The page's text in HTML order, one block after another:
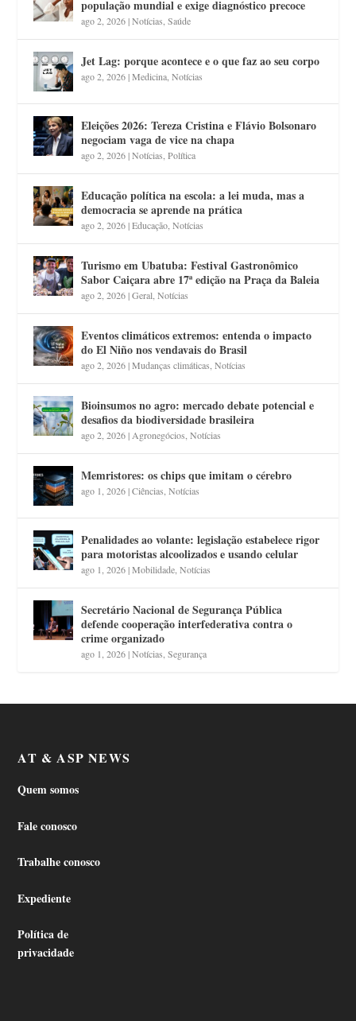
população mundial e exige diagnóstico precoce
ago 2, 2026|Notícias,Saúde
Jet Lag: porque acontece e o que faz ao seu corpo
ago 2, 2026|Medicina,Notícias
Eleições 2026: Tereza Cristina e Flávio Bolsonaro
negociam vaga de vice na chapa
ago 2, 2026|Notícias,Política
Educação política na escola: a lei muda, mas a
democracia se aprende na prática
ago 2, 2026|Educação,Notícias
Turismo em Ubatuba: Festival Gastronômico
Sabor Caiçara abre 17ª edição na Praça da Baleia
ago 2, 2026|Geral,Notícias
Eventos climáticos extremos: entenda o impacto
do El Niño nos vendavais do Brasil
ago 2, 2026|Mudanças climáticas,Notícias
Bioinsumos no agro: mercado debate potencial e
desafios da biodiversidade brasileira
ago 2, 2026|Agronegócios,Notícias
Memristores: os chips que imitam o cérebro
ago 1, 2026|Ciências,Notícias
Penalidades ao volante: legislação estabelece rigor
para motoristas alcoolizados e usando celular
ago 1, 2026|Mobilidade,Notícias
Secretário Nacional de Segurança Pública
defende cooperação interfederativa contra o
crime organizado
ago 1, 2026|Notícias,Segurança
AT & ASP NEWS
Quem somos
Fale conosco
Trabalhe conosco
Expediente
Política de
privacidade